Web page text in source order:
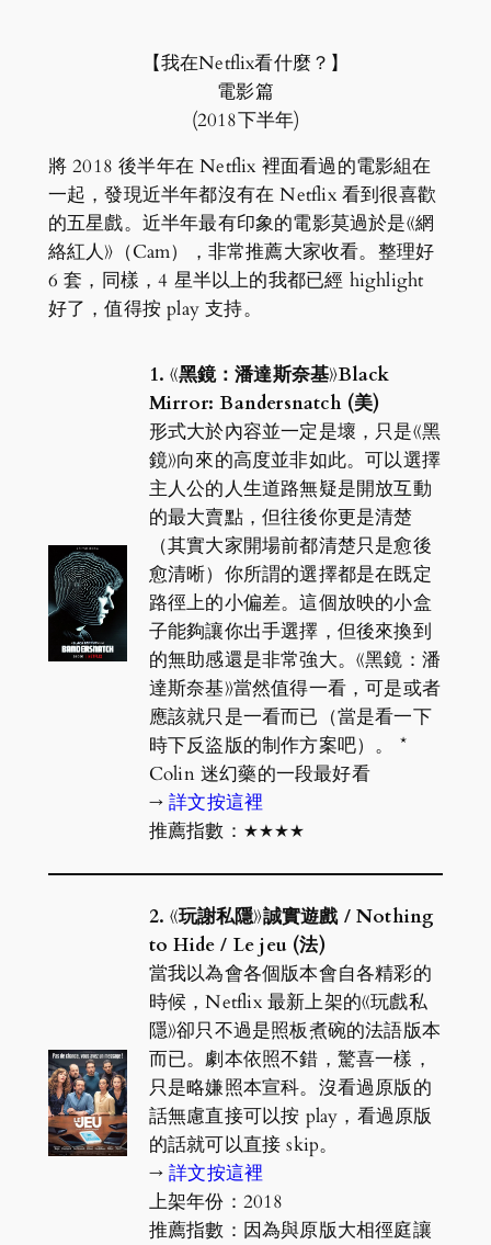
【我在Netflix看什麼？】
電影篇
(2018下半年)
將 2018 後半年在 Netflix 裡面看過的電影組在
一起，發現近半年都沒有在 Netflix 看到很喜歡
的五星戲。近半年最有印象的電影莫過於是《網
絡紅人》（Cam），非常推薦大家收看。整理好
6 套，同樣，4 星半以上的我都已經 highlight
好了，值得按 play 支持。
1. 《黑鏡：潘達斯奈基》Black
Mirror: Bandersnatch (美)
形式大於內容並一定是壞，只是《黑
鏡》向來的高度並非如此。可以選擇
主人公的人生道路無疑是開放互動
的最大賣點，但往後你更是清楚
（其實大家開場前都清楚只是愈後
愈清晰）你所謂的選擇都是在既定
路徑上的小偏差。這個放映的小盒
子能夠讓你出手選擇，但後來換到
的無助感還是非常強大。《黑鏡：潘
達斯奈基》當然值得一看，可是或者
應該就只是一看而已（當是看一下
時下反盜版的制作方案吧）。 *
Colin 迷幻藥的一段最好看
→詳文按這裡
推薦指數：★★★★
2. 《玩謝私隱》誠實遊戲 / Nothing
to Hide / Le jeu (法)
當我以為會各個版本會自各精彩的
時候，Netflix 最新上架的《玩戲私
隱》卻只不過是照板煮碗的法語版本
而已。劇本依照不錯，驚喜一樣，
只是略嫌照本宣科。沒看過原版的
話無慮直接可以按 play，看過原版
的話就可以直接 skip。
→詳文按這裡
上架年份：2018
推薦指數：因為與原版大相徑庭讓